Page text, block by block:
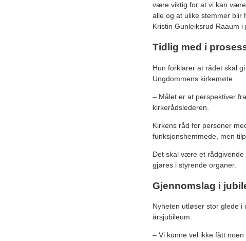
være viktig for at vi kan
alle og at ulike stemmer blir
Kristin Gunleiksrud Raaum i
Tidlig med i
Hun forklarer at rådet skal
Ungdommens kirkemøte.
– Målet er at perspektiver
kirkerådslederen.
Kirkens råd for personer
funksjonshemmede, men
Det skal være et
gjøres i styrende organer.
Gjennomslag i
Nyheten utløser stor glede i
årsjubileum.
– Vi kunne vel ikke fått